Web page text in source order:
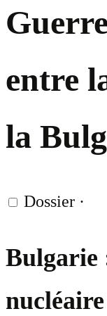
entre
la
Dossier ·
Bulgarie